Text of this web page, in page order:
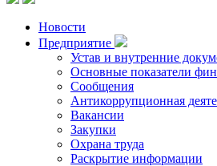
Новости
Предприятие
Устав и внутренние
Основные показатели
Сообщения
Антикоррупционная
Вакансии
Закупки
Охрана труда
Раскрытие информации